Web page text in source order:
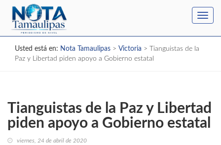
Usted está en: Nota Tamaulipas > Victoria >
Tianguistas de la
Paz y Libertad piden apoyo a Gobierno estatal
Tianguistas de la Paz y Libertad
piden apoyo a Gobierno estatal
viernes, 24 de abril de 2020